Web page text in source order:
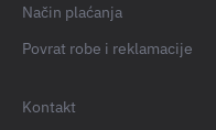
Način plaćanja
Povrat robe i reklamacije
Kontakt